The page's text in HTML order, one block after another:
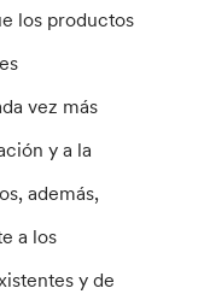
los productos
vez más
y a la
además,
a los
y de